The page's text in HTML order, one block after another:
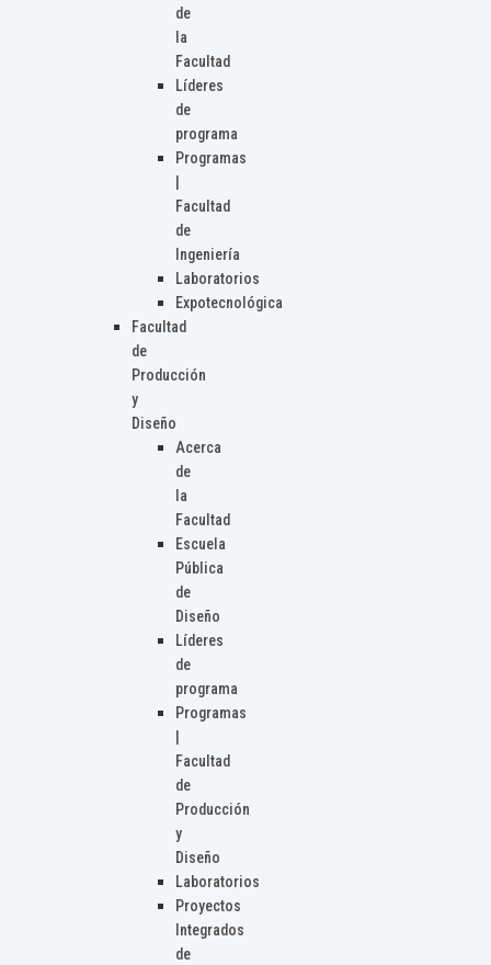
de
la
Facultad
Líderes
de
programa
Programas
Facultad
de
Ingeniería
Laboratorios
Expotecnológica
Facultad
de
Producción
y
Diseño
Acerca
de
la
Facultad
Escuela
Pública
de
Diseño
Líderes
de
programa
Programas
Facultad
de
Producción
y
Diseño
Laboratorios
Proyectos
Integrados
de